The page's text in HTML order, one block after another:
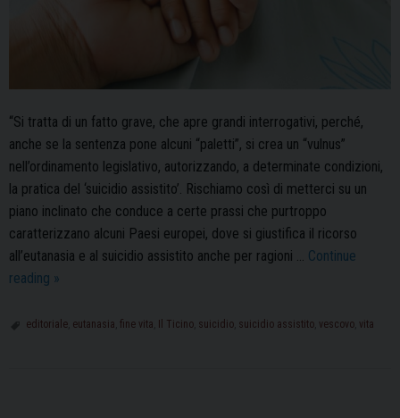
“Si tratta di un fatto grave, che apre grandi interrogativi, perché,
anche se la sentenza pone alcuni “paletti”, si crea un “vulnus”
nell’ordinamento legislativo, autorizzando, a determinate condizioni,
la pratica del ‘suicidio assistito’. Rischiamo così di metterci su un
piano inclinato che conduce a certe prassi che purtroppo
caratterizzano alcuni Paesi europei, dove si giustifica il ricorso
all’eutanasia e al suicidio assistito anche per ragioni … Continue
reading “Dopo
sentenza
»
editoriale eutanasia fine vita Il Ticino suicidio suicidio assistito vescovo vita